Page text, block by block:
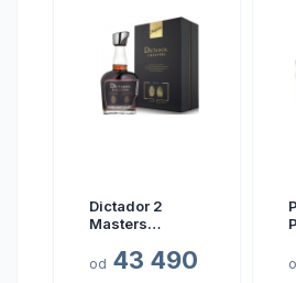
Dictador 2
Masters
1977 45yo (3rd
od 43 490